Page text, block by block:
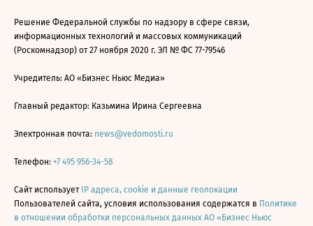
Решение Федеральной службы по надзору в сфере связи,
информационных технологий и массовых коммуникаций
(Роскомнадзор) от 27 ноября 2020 г. ЭЛ № ФС 77-79546
Учредитель: АО «Бизнес Ньюс Медиа»
Главный редактор: Казьмина Ирина Сергеевна
Электронная почта: news@vedomosti.ru
Телефон: +7 495 956-34-58
Сайт использует IP адреса, cookie и данные геолокации
Пользователей сайта, условия использования содержатся в Политике
в отношении обработки персональных данных АО «Бизнес Ньюс